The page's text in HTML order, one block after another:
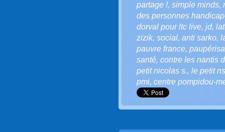
partage !, simple minds,
des personnes
dorval pour ltc live, jd,
zizik, social, anti sarko,
pauvre france,
santé, contre les nantis
petit nicolas s., le petit ns
pmi, centre pompidou-